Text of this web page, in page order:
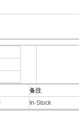
备注
In-Stock